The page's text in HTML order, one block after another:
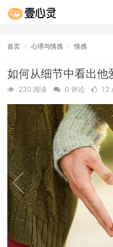
首页 心理与情感 情感
如何从细节中看出他
230 阅读 0 评论 12